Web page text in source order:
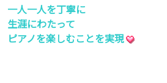
一人一人を丁寧に
生涯にわたって
ピアノを楽しむことを実現